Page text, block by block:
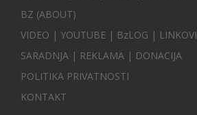
BZ (ABOUT)
VIDEO | YOUTUBE | BzLOG | LINKOVI
SARADNJA | REKLAMA | DONACIJA
POLITIKA PRIVATNOSTI
KONTAKT